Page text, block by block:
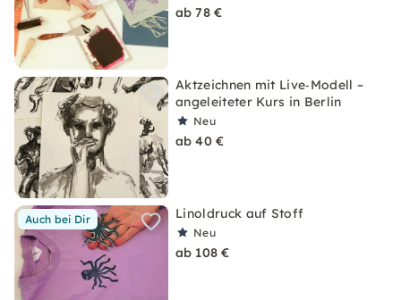
ab 78 €
Aktzeichnen mit Live‑Modell –
angeleiteter Kurs in Berlin
Neu
ab 40 €
Auch bei Dir Linoldruck auf Stoff
Neu
ab 108 €